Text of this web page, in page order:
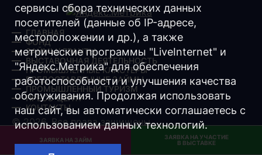
ЗАЯВКА НА ЗАЙМ
ЗАЯВКА НА УЧАСТИЕ
В ВЫСТАВКЕ
ГЛАВНАЯ
ФОНД
ЗАЙМЫ/ ГРАНТЫ
ВЫСТАВОЧНАЯ ДЕЯТЕЛЬНОСТЬ
ПРОМЫШЛЕННЫЕ КЛАСТЕРЫ
ПРЕДОСТАВЛЕННЫЕ ЗАЙМЫ
ПРОМЫШЛЕННЫЙ ТУРИЗМ
ПРЕСС-ЦЕНТР
КОНТАКТЫ
© 2026. Все права защищены.
Разработка -Интернет-Имидж
сервисы сбора технических данных
посетителей (данные об IP-адресе,
местоположении и др.), а также
метрические программы "LiveInternet" и
"Яндекс.Метрика" для обеспечения
работоспособности и улучшения качества
обслуживания. Продолжая использовать
наш сайт, вы автоматически соглашаетесь с
использованием данных технологий.